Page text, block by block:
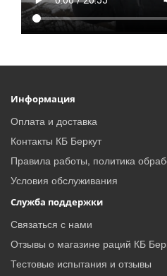
Информация
Оплата и доставка
Контакты КБ Беркут
Правила работы, политика
Условия обслуживания
Служба поддержки
Связаться с нами
Отзывы о магазине раций КБ
Тестовые испытания и отзывы